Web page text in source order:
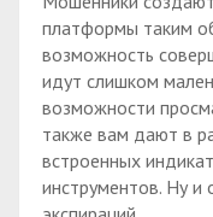
платформы таким
возможность
идут слишком
возможности
также вам дают в
встроенных
инструментов. Ну и